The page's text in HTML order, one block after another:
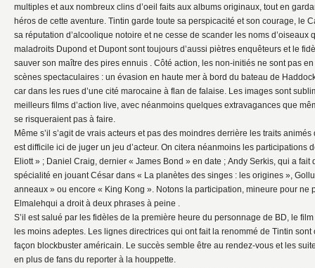
multiples et aux nombreux clins d’oeil faits aux albums originaux, tout en
héros de cette aventure. Tintin garde toute sa perspicacité et son courage, le
sa réputation d’alcoolique notoire et ne cesse de scander les noms d’oiseaux
maladroits Dupond et Dupont sont toujours d’aussi piètres enquêteurs et le
sauver son maître des pires ennuis . Côté action, les non-initiés ne sont pas
scènes spectaculaires : un évasion en haute mer à bord du bateau de
car dans les rues d’une cité marocaine à flan de falaise. Les images sont
meilleurs films d’action live, avec néanmoins quelques extravagances que
se risqueraient pas à faire.
Même s’il s’agit de vrais acteurs et pas des moindres derrière les traits
est difficile ici de juger un jeu d’acteur. On citera néanmoins les participations
Eliott » ; Daniel Craig, dernier « James Bond » en date ; Andy Serkis, qui a
spécialité en jouant César dans « La planètes des singes : les origines »,
anneaux » ou encore « King Kong ». Notons la participation, mineure pour ne
Elmalehqui a droit à deux phrases à peine .
S’il est salué par les fidèles de la première heure du personnage de BD, le
les moins adeptes. Les lignes directrices qui ont fait la renommé de Tintin sont
façon blockbuster américain. Le succès semble être au rendez-vous et les
en plus de fans du reporter à la houppette.